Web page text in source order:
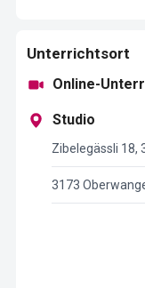
Unterrichtsort
Online-
Studio
Zibelegässli 18,
3173